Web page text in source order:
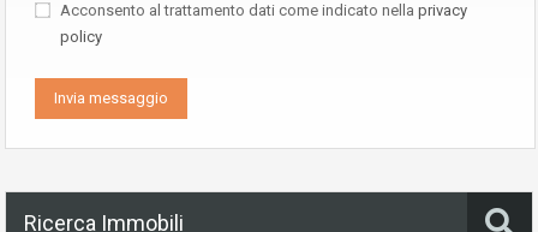
Acconsento al trattamento dati come indicato nella privacy
policy
Ricerca Immobili